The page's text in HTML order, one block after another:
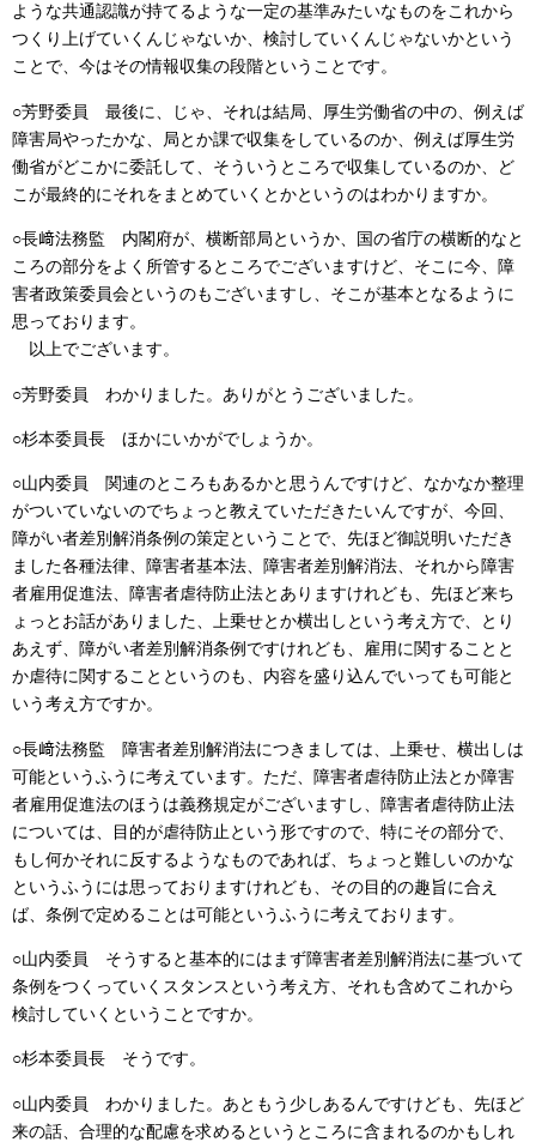
ような共通認識が持てるような一定の基準みたいなものをこれから
つくり上げていくんじゃないか、検討していくんじゃないかという
ことで、今はその情報収集の段階ということです。
○芳野委員 最後に、じゃ、それは結局、厚生労働省の中の、例えば
障害局やったかな、局とか課で収集をしているのか、例えば厚生労
働省がどこかに委託して、そういうところで収集しているのか、ど
こが最終的にそれをまとめていくとかというのはわかりますか。
○長﨑法務監 内閣府が、横断部局というか、国の省庁の横断的なと
ころの部分をよく所管するところでございますけど、そこに今、障
害者政策委員会というのもございますし、そこが基本となるように
思っております。
以上でございます。
○芳野委員 わかりました。ありがとうございました。
○杉本委員長 ほかにいかがでしょうか。
○山内委員 関連のところもあるかと思うんですけど、なかなか整理
がついていないのでちょっと教えていただきたいんですが、今回、
障がい者差別解消条例の策定ということで、先ほど御説明いただき
ました各種法律、障害者基本法、障害者差別解消法、それから障害
者雇用促進法、障害者虐待防止法とありますけれども、先ほど来ち
ょっとお話がありました、上乗せとか横出しという考え方で、とり
あえず、障がい者差別解消条例ですけれども、雇用に関することと
か虐待に関することというのも、内容を盛り込んでいっても可能と
いう考え方ですか。
○長﨑法務監 障害者差別解消法につきましては、上乗せ、横出しは
可能というふうに考えています。ただ、障害者虐待防止法とか障害
者雇用促進法のほうは義務規定がございますし、障害者虐待防止法
については、目的が虐待防止という形ですので、特にその部分で、
もし何かそれに反するようなものであれば、ちょっと難しいのかな
というふうには思っておりますけれども、その目的の趣旨に合え
ば、条例で定めることは可能というふうに考えております。
○山内委員 そうすると基本的にはまず障害者差別解消法に基づいて
条例をつくっていくスタンスという考え方、それも含めてこれから
検討していくということですか。
○杉本委員長 そうです。
○山内委員 わかりました。あともう少しあるんですけども、先ほど
来の話、合理的な配慮を求めるというところに含まれるのかもしれ